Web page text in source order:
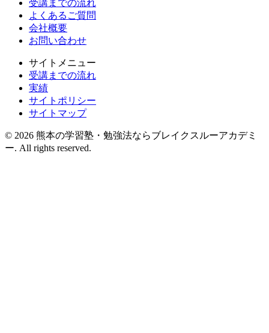
受講までの流れ
よくあるご質問
会社概要
お問い合わせ
サイトメニュー
受講までの流れ
実績
サイトポリシー
サイトマップ
© 2026 熊本の学習塾・勉強法ならブレイクスルーアカデミ
ー. All rights reserved.